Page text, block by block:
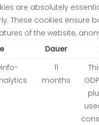
are absolutely
These cookies ensure
of the website,
Dauer
11
months